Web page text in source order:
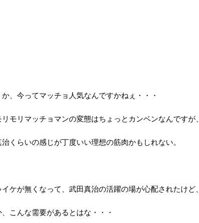
か、今ってマッチョ人気なんですかねぇ・・・
モリマッチョマンの変態はちょっとカンベンなんですが、
くらいの感じが丁度いい理想の筋肉かもしれない。
ケが無くなって、武田真治の活躍の場が心配されたけど、
、こんな需要があるとはな・・・